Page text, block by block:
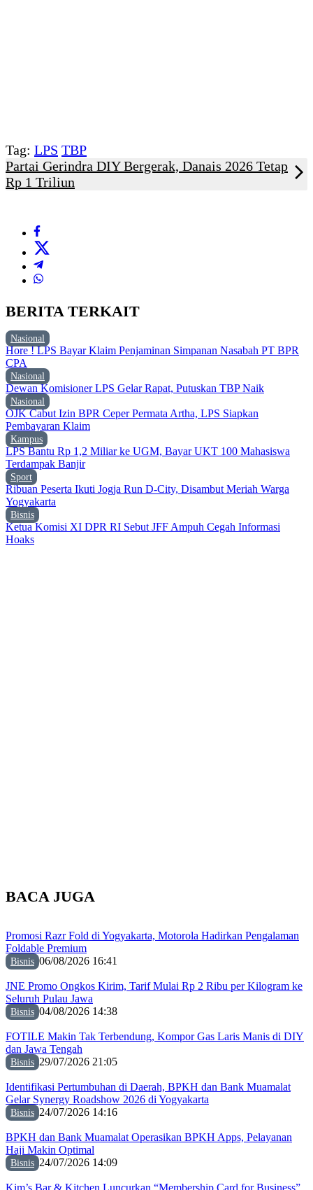
Tag: LPS TBP
Partai Gerindra DIY Bergerak, Danais 2026 Tetap
Rp 1 Triliun
BERITA TERKAIT
Nasional
Hore ! LPS Bayar Klaim Penjaminan Simpanan Nasabah PT BPR
CPA
Nasional
Dewan Komisioner LPS Gelar Rapat, Putuskan TBP Naik
Nasional
OJK Cabut Izin BPR Ceper Permata Artha, LPS Siapkan
Pembayaran Klaim
Kampus
LPS Bantu Rp 1,2 Miliar ke UGM, Bayar UKT 100 Mahasiswa
Terdampak Banjir
Sport
Ribuan Peserta Ikuti Jogja Run D-City, Disambut Meriah Warga
Yogyakarta
Bisnis
Ketua Komisi XI DPR RI Sebut JFF Ampuh Cegah Informasi
Hoaks
BACA JUGA
Promosi Razr Fold di Yogyakarta, Motorola Hadirkan Pengalaman
Foldable Premium
Bisnis 06/08/2026 16:41
JNE Promo Ongkos Kirim, Tarif Mulai Rp 2 Ribu per Kilogram ke
Seluruh Pulau Jawa
Bisnis 04/08/2026 14:38
FOTILE Makin Tak Terbendung, Kompor Gas Laris Manis di DIY
dan Jawa Tengah
Bisnis 29/07/2026 21:05
Identifikasi Pertumbuhan di Daerah, BPKH dan Bank Muamalat
Gelar Synergy Roadshow 2026 di Yogyakarta
Bisnis 24/07/2026 14:16
BPKH dan Bank Muamalat Operasikan BPKH Apps, Pelayanan
Haji Makin Optimal
Bisnis 24/07/2026 14:09
Kim’s Bar & Kitchen Luncurkan “Membership Card for Business”,